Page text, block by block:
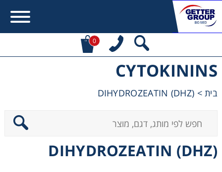
0
CYTOKININS
בית>
DIHYDROZEATIN (DHZ)
DIHYDROZEATIN (DHZ)
Contact form not found.
Centrifuges
Chromatography